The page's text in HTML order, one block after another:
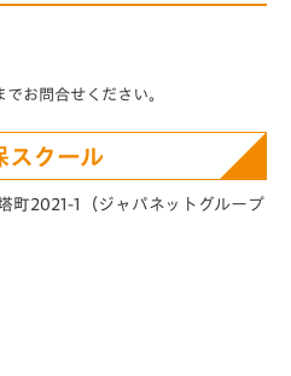
お問合せください。
スクール
町2021-1
（ジャパネットグループ